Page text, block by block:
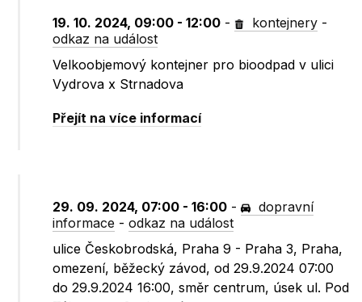
19. 10. 2024, 09:00 - 12:00 - kontejnery -
odkaz na událost
Velkoobjemový kontejner pro bioodpad v ulici
Vydrova x Strnadova
Přejít na více informací
29. 09. 2024, 07:00 - 16:00 -
dopravní
informace -odkaz na událost
ulice Českobrodská, Praha 9 - Praha 3, Praha,
omezení, běžecký závod, od 29.9.2024 07:00
do 29.9.2024 16:00, směr centrum, úsek ul. Pod